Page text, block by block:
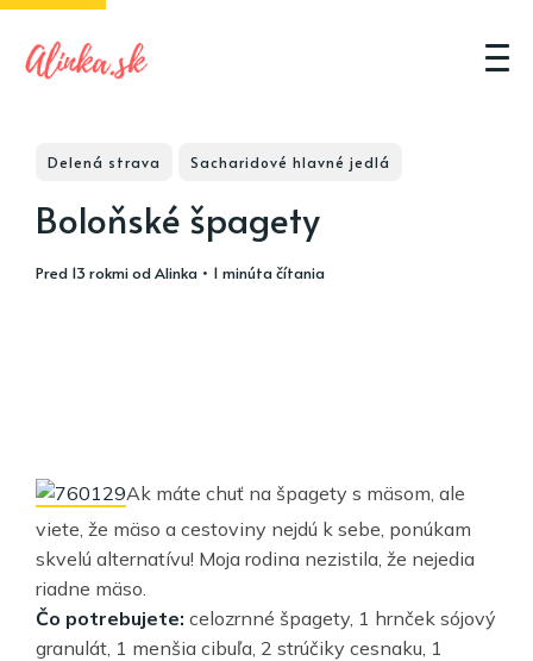
Delená strava Sacharidové hlavné jedlá
Boloňské špagety
pred 13 rokmiodAlinka • 1 minúta čítania
Ak máte chuť na špagety s mäsom, ale
viete, že mäso a cestoviny nejdú k sebe, ponúkam
skvelú alternatívu! Moja rodina nezistila, že nejedia
riadne mäso.
Čo potrebujete: celozrnné špagety, 1 hrnček sójový
granulát, 1 menšia cibuľa, 2 strúčiky cesnaku, 1